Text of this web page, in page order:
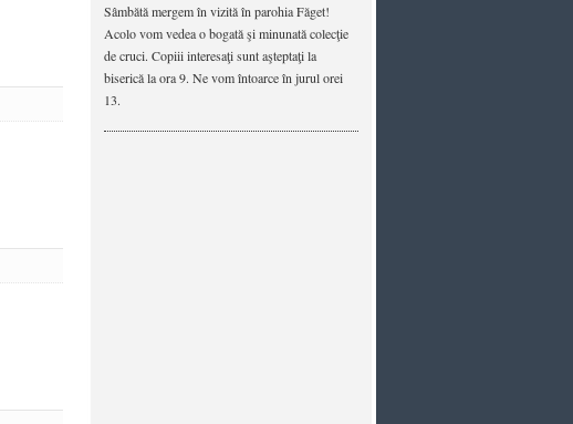
Sâmbătă mergem în vizită în parohia Făget!
Acolo vom vedea o bogată şi minunată colecţie
de cruci. Copiii interesaţi sunt aşteptaţi la
biserică la ora 9. Ne vom întoarce în jurul orei
13.